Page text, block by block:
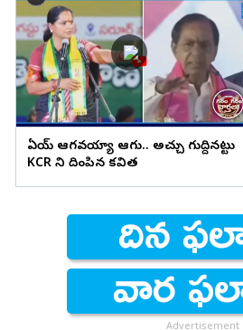
ఏయ్ ఆగవయ్యా ఆగు.. అచ్చు గుద్దినట్టు
KCR ని దింపిన కవిత
Advertisement